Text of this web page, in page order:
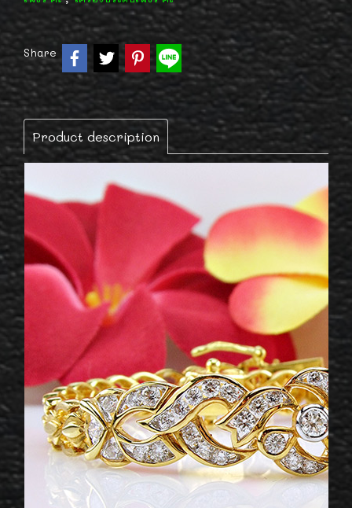
Share
Product description